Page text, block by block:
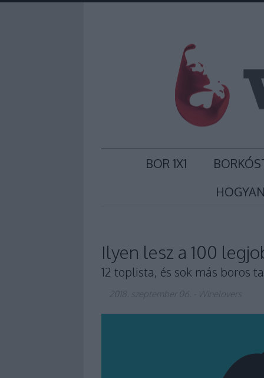
BOR 1X1
Ilyen lesz a 100
12 toplista, és sok más boros
2018. szeptember 06. Winelovers